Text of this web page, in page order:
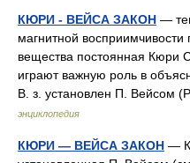
КЮРИ - ВЕЙСА ЗАКОН —
магнитной
вещества постоянная Кюри
играют важную роль в
В. з. установлен П. Вейсом
энциклопедия
КЮРИ — ВЕЙСА ЗАКОН —